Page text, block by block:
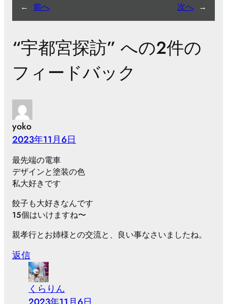
← 前へ 次へ →
“宇都宮探訪” への2件の
フィードバック
yoko
2023年11月6日
最先端の電車
デザインと塗装の色
私大好きです
餃子も大好きなんです
15個はいけますね〜
親孝行とお姉様との交流と、良い事なさいましたね。
返信
くらりん